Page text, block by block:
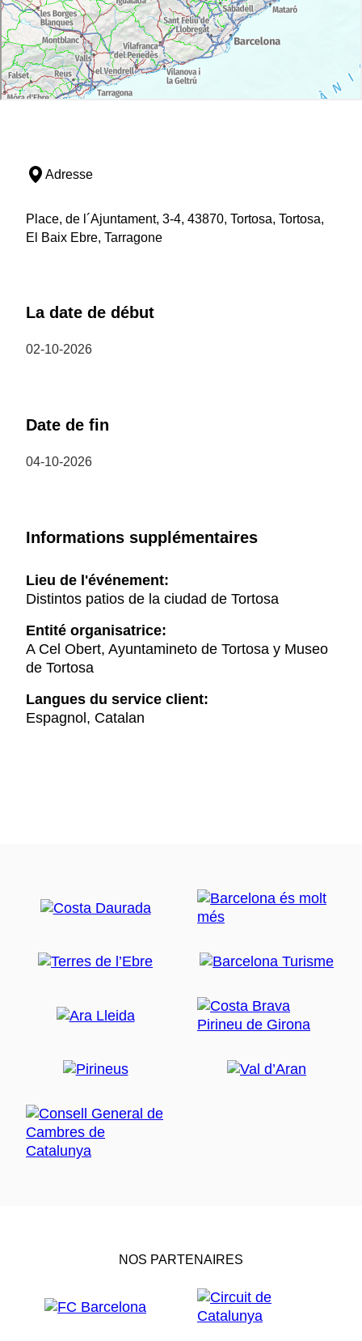
Adresse
Place, de l´Ajuntament, 3-4, 43870, Tortosa, Tortosa,
El Baix Ebre, Tarragone
La date de début
02-10-2026
Date de fin
04-10-2026
Informations supplémentaires
Lieu de l'événement:
Distintos patios de la ciudad de Tortosa
Entité organisatrice:
A Cel Obert, Ayuntamineto de Tortosa y Museo
de Tortosa
Langues du service client:
Espagnol, Catalan
NOS PARTENAIRES